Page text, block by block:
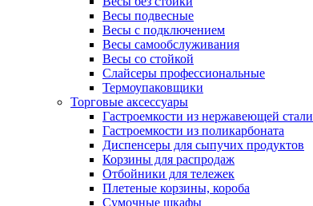
Весы подвесные
Весы с подключением
Весы самообслуживания
Весы со стойкой
Слайсеры профессиональные
Термоупаковщики
Торговые аксессуары
Гастроемкости из нержавеющей стали
Гастроемкости из поликарбоната
Диспенсеры для сыпучих продуктов
Корзины для распродаж
Отбойники для тележек
Плетеные корзины, короба
Сумочные шкафы